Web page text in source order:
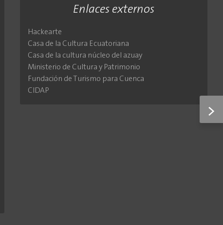
>
Enlaces externos
Hackearte
Casa de la Cultura Ecuatoriana
Casa de la cultura núcleo del azuay
Ministerio de Cultura y Patrimonio
Fundación de Turismo para Cuenca
CIDAP